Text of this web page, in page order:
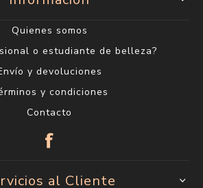
Quienes somos
o estudiante de belleza?
y devoluciones
y condiciones
Contacto
al Cliente